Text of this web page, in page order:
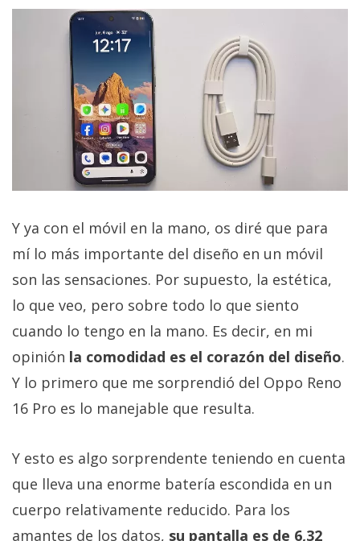
Y ya con el móvil en la mano, os diré que para
mí lo más importante del diseño en un móvil
son las sensaciones. Por supuesto, la estética,
lo que veo, pero sobre todo lo que siento
cuando lo tengo en la mano. Es decir, en mi
opinión la comodidad es el corazón del diseño.
Y lo primero que me sorprendió del Oppo Reno
16 Pro es lo manejable que resulta.
Y esto es algo sorprendente teniendo en cuenta
que lleva una enorme batería escondida en un
cuerpo relativamente reducido. Para los
amantes de los datos, su pantalla es de 6,32